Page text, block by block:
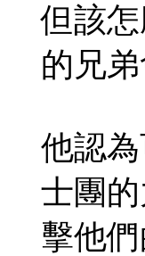
但該
的兄
他認
士團
擊他